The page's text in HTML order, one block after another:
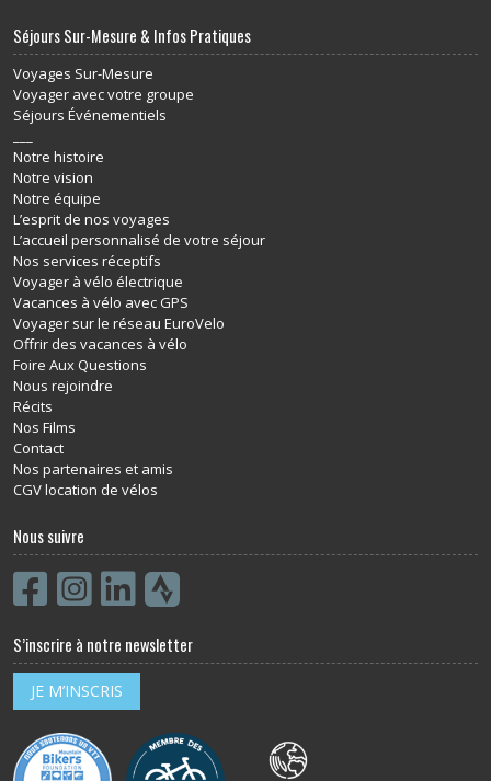
Séjours Sur-Mesure & Infos Pratiques
Voyages Sur-Mesure
Voyager avec votre groupe
Séjours Événementiels
Notre histoire
Notre vision
Notre équipe
L’esprit de nos voyages
L’accueil personnalisé de votre séjour
Nos services réceptifs
Voyager à vélo électrique
Vacances à vélo avec GPS
Voyager sur le réseau EuroVelo
Offrir des vacances à vélo
Foire Aux Questions
Nous rejoindre
Récits
Nos Films
Contact
Nos partenaires et amis
CGV location de vélos
Nous suivre
S’inscrire à notre newsletter
JE M’INSCRIS